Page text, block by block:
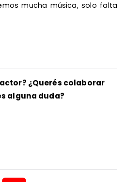
mucha música, solo falta
¿Querés colaborar
alguna duda?